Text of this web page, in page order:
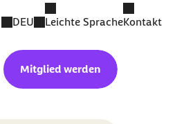
DEU Leichte SpracheKontakt
Mitglied werden